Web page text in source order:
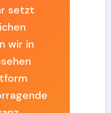
setzt
wir in